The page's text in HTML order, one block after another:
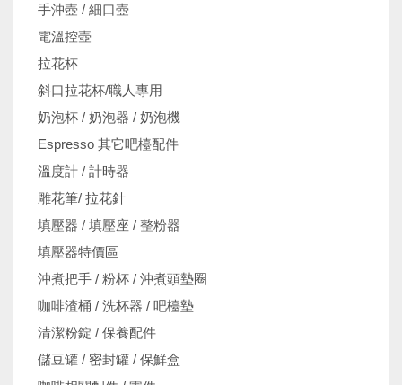
手沖壺 / 細口壺
電溫控壺
拉花杯
斜口拉花杯/職人專用
奶泡杯 / 奶泡器 / 奶泡機
Espresso 其它吧檯配件
溫度計 / 計時器
雕花筆/ 拉花針
填壓器 / 填壓座 / 整粉器
填壓器特價區
沖煮把手 / 粉杯 / 沖煮頭墊圈
咖啡渣桶 / 洗杯器 / 吧檯墊
清潔粉錠 / 保養配件
儲豆罐 / 密封罐 / 保鮮盒